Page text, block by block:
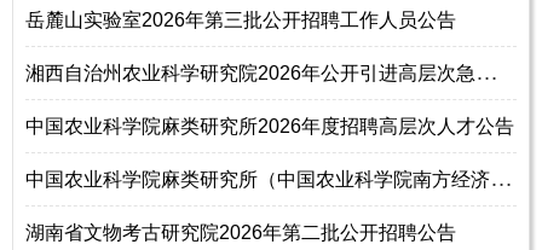
岳麓山实验室2026年第三批公开招聘工作人员公告
湘
西自治州农业科学研究院2026年公开引进高层次急需紧缺人才公告
中国农业科学院麻类研究所2026年度招聘高层次人才公告
中
国农业科学院麻类研究所（中国农业科学院南方经济作物研究中心）2026年招
湖南省文物考古研究院2026年第二批公开招聘公告